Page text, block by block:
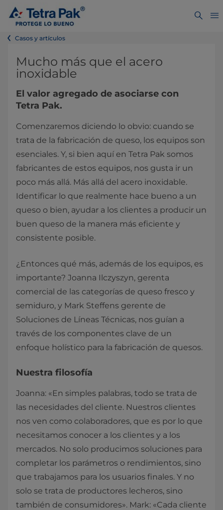
Casos y artículos
Mucho más que el acero
inoxidable
El valor agregado de asociarse con
Tetra Pak.
Comenzaremos diciendo lo obvio: cuando se
trata de la fabricación de queso, los equipos son
esenciales. Y, si bien aquí en Tetra Pak somos
fabricantes de estos equipos, nos gusta ir un
poco más allá. Más allá del acero inoxidable.
Identificar lo que realmente hace bueno a un
queso o bien, ayudar a los clientes a producir un
buen queso de la manera más eficiente y
consistente posible.
¿Entonces qué más, además de los equipos, es
importante? Joanna Ilczyszyn, gerenta
comercial de las categorías de queso fresco y
semiduro, y Mark Steffens gerente de
Soluciones de Líneas Técnicas, nos guían a
través de los componentes clave de un
enfoque holístico para la fabricación de quesos.
Nuestra filosofía
Joanna: «En simples palabras, todo se trata de
las necesidades del cliente. Nuestros clientes
nos ven como colaboradores, que es por lo que
necesitamos conocer a los clientes y a los
mercados. No solo producimos soluciones para
completar los parámetros o rendimientos, sino
que trabajamos para los usuarios finales. Y no
solo se trata de productores lecheros, sino
también de consumidores». Mark: «Cada cliente